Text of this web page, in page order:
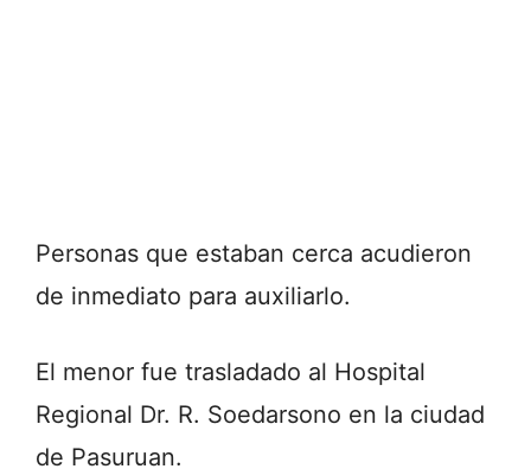
Personas que estaban cerca acudieron
de inmediato para auxiliarlo.
El menor fue trasladado al Hospital
Regional Dr. R. Soedarsono en la ciudad
de Pasuruan.